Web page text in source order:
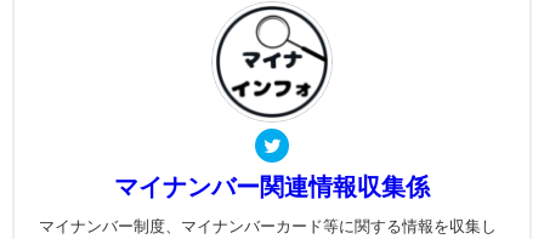
マイナンバー関連情報収集係
マイナンバー制度、マイナンバーカード等に関する情報を収集し